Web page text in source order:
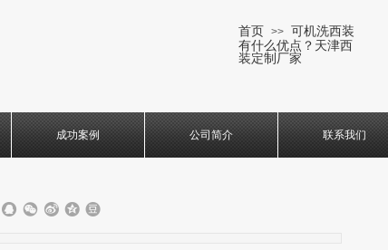
首页 >> 可机洗西装
有什么优点？天津西
装定制厂家
成功案例 公司简介 联系我们